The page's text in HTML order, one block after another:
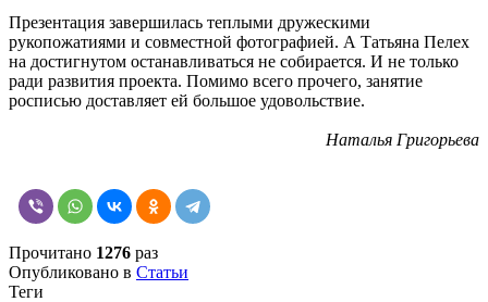
Презентация завершилась теплыми дружескими
рукопожатиями и совместной фотографией. А Татьяна Пелех
на достигнутом останавливаться не собирается. И не только
ради развития проекта. Помимо всего прочего, занятие
росписью доставляет ей большое удовольствие.
Наталья Григорьева
Прочитано 1276 раз
Опубликовано в Статьи
Теги